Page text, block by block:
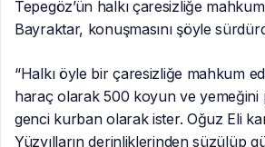
Tepegöz’ün halkı çaresizliğe
Bayraktar, konuşmasını şöyle
“Halkı öyle bir çaresizliğe mahkum
haraç olarak 500 koyun ve yemeğini
genci kurban olarak ister. Oğuz Eli
Yüzyılların derinliklerinden süzülüp